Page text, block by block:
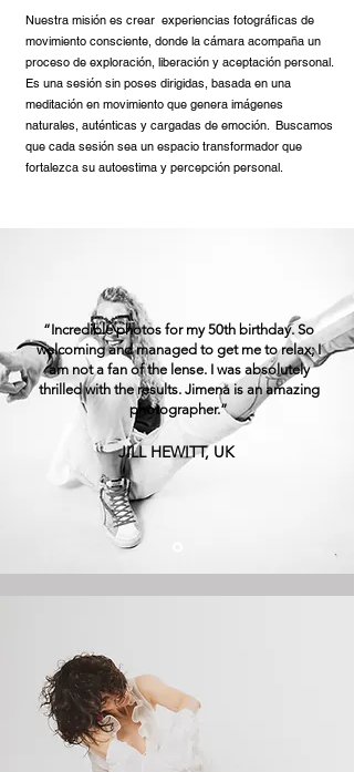
Nuestra misión es crear experiencias fotográficas de
movimiento consciente, donde la cámara acompaña un
proceso de exploración, liberación y aceptación personal.
Es una sesión sin poses dirigidas, basada en una
meditación en movimiento que genera imágenes
naturales, auténticas y cargadas de emoción. Buscamos
que cada sesión sea un espacio transformador que
fortalezca su autoestima y percepción personal.
“Incredible photos for my 50th birthday. So
welcoming and managed to get me to relax; I
am not a fan of the lense. I was absolutely
thrilled with the results. Jimena is an amazing
photographer.”
JILL HEWITT, UK